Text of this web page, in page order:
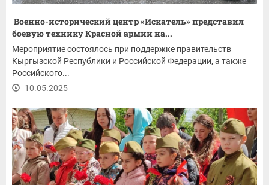
Военно-исторический центр «Искатель» представил
боевую технику Красной армии на...
Мероприятие состоялось при поддержке правительств
Кыргызской Республики и Российской Федерации, а также
Российского...
10.05.2025